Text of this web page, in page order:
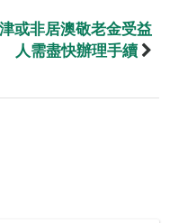
或非居澳敬老金受益
人需盡快辦理手續